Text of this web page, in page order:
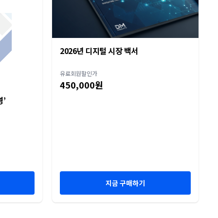
2026년 디지털 시장 백서
유료회원할인가
450,000원
지금 구매하기